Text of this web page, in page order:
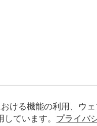
ける機能の利用、ウ
ています。 プライバ